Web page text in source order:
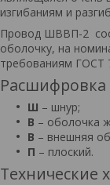
изгибаниям и
Провод ШВВП-2
оболочку, на
требованиям ГОСТ
Ш – шнур;
В – оболочка
В – внешняя
П – плоский.
Технические